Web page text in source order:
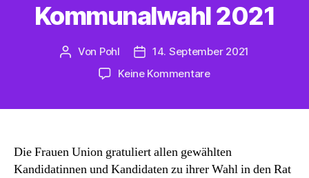
Kommunalwahl 2021
Beitragsautor
Von Pohl Beitragsdatum
14. September 2021
Keine Kommentarezu
Die Frauen Union gratuliert allen gewählten
Kandidatinnen und Kandidaten zu ihrer Wahl in den Rat